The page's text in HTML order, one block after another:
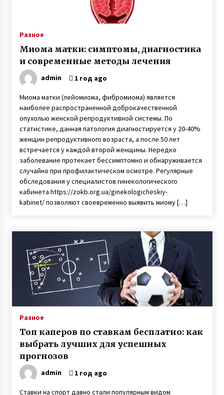
Супермодель Маша Тельная рассказала о
модном бизнесе, гонорарах и личной жизни
удочерила девочку с многочисленными
6 лет ago
Наталья Шамрай воспитывает детей с
инвалидностью
6 лет ago
Раненый под Зеленопольем в 2014 году
десатник Евгений Исаев на протезе овладел
катанием Sup-доске
6 лет ago
Слепая женщина из Винницы создала рок-
группу, в которой играют музыканты с
Контрабанда оружием — капитан дальнего
плавания Геннадий Гаврилов провел пять
лет в тюрьме Шри-Ланки по ложному
обвинению
3 года ago
Четверня у супругов с Прикарпатья — врачи
советовали удалить три эмбриона из
В Одессе дочь через 21 год нашла пропавшую
без вести мать благодаря организации Новая
жизнь
7 лет ago
Разное
Миома матки: симптомы, диагностика
и современные методы лечения
admin 1 год ago
Миома матки (лейомиома, фибромиома) является
наиболее распространенной доброкачественной
опухолью женской репродуктивной системы. По
статистике, данная патология диагностируется у 20-40%
женщин репродуктивного возраста, а после 50 лет
встречается у каждой второй женщины. Нередко
заболевание протекает бессимптомно и обнаруживается
случайно при профилактическом осмотре. Регулярные
обследования у специалистов гинекологического
кабинета https://zokb.org.ua/ginekologicheskiy-
kabinet/ позволяют своевременно выявить миому […]
Разное
Топ каперов по ставкам бесплатно: как
выбрать лучших для успешных
прогнозов
admin 1 год ago
Ставки на спорт давно стали популярным видом